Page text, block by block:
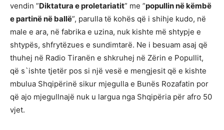
vendin ”Diktatura e proletariatit” me ”popullin në këmbë
e partinë në ballë”, parulla të kohës që i shihje kudo, në
male e ara, në fabrika e uzina, nuk kishte më shtypje e
shtypës, shfrytëzues e sundimtarë. Ne i besuam asaj që
thuhej në Radio Tiranën e shkruhej në Zërin e Popullit,
që s`ishte tjetër pos si një vesë e mengjesit që e kishte
mbulua Shqipërinë sikur mjegulla e Bunës Rozafatin por
që ajo mjegullnajë nuk u largua nga Shqipëria për afro 50
vjet.